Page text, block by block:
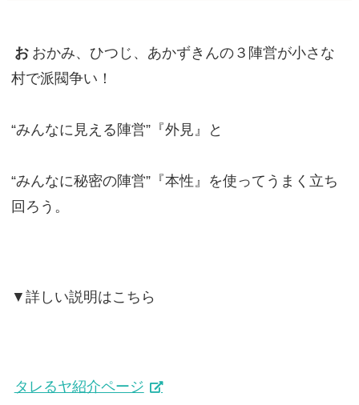
お おかみ、ひつじ、あかずきんの３陣営が小さな
村で派閥争い！
“みんなに見える陣営”『外見』と
“みんなに秘密の陣営”『本性』を使ってうまく立ち
回ろう。
▼詳しい説明はこちら
タレるヤ紹介ページ